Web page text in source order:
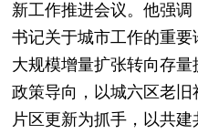
新工作推进会议。他强
书记关于城市工作的重
大规模增量扩张转向存
政策导向，以城六区老
片区更新为抓手，以共